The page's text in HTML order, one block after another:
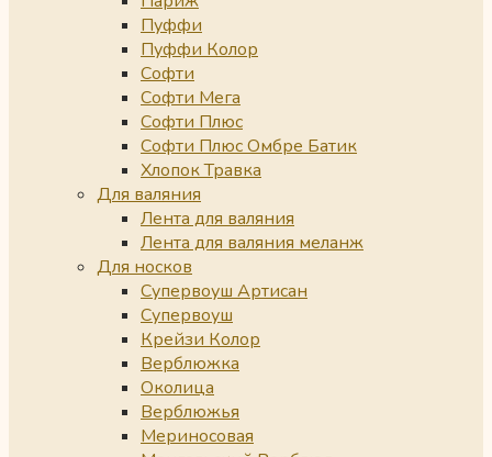
Пуффи
Пуффи Колор
Софти
Софти Мега
Софти Плюс
Софти Плюс Омбре Батик
Хлопок Травка
Для валяния
Лента для валяния
Лента для валяния меланж
Для носков
Супервоуш Артисан
Супервоуш
Крейзи Колор
Верблюжка
Околица
Верблюжья
Мериносовая